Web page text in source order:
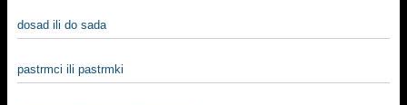
dosad ili do sada
pastrmci ili pastrmki